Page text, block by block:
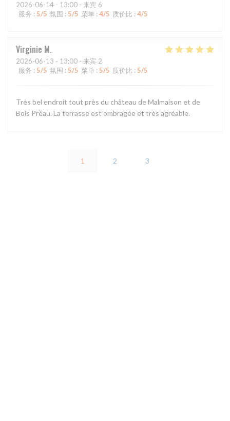
2026-06-14 - 13:00 - 来宾 6
服务 : 5/5 氛围 : 5/5 菜单 : 4/5 质价比 : 4/5
Virginie M
2026-06-13 - 13:00 - 来宾 2
服务 : 5/5 氛围 : 5/5 菜单 : 5/5 质价比 : 5/5
Très bel endroit tout près du château de Malmaison et de
Bois Préau. La terrasse est ombragée et très agréable.
1 2 3